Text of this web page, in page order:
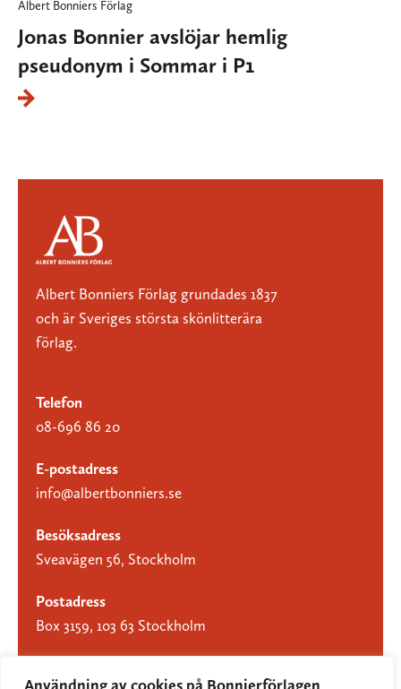
Användning av cookies på Bonnierförlagen
Albert Bonniers Förlag
Jonas Bonnier avslöjar hemlig
pseudonym i Sommar i P1
Albert Bonniers Förlag grundades 1837
och är Sveriges största skönlitterära
förlag.
Telefon
08-696 86 20
E-postadress
info@albertbonniers.se
Besöksadress
Sveavägen 56, Stockholm
Postadress
Box 3159, 103 63 Stockholm